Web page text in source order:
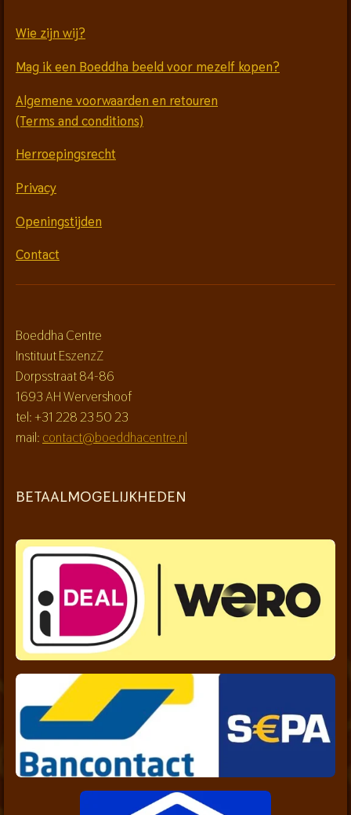
Wie zijn wij?
Mag ik een Boeddha beeld voor mezelf kopen?
Algemene voorwaarden en retouren
(Terms and conditions)
Herroepingsrecht
Privacy
Openingstijden
Contact
Boeddha Centre
Instituut EszenzZ
Dorpsstraat 84-86
1693 AH Wervershoof
tel: +31 228 23 50 23
mail: contact@boeddhacentre.nl
BETAALMOGELIJKHEDEN